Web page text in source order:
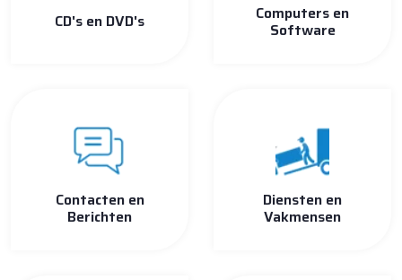
CD's en DVD's Computers en
Software
Contacten en
Berichten
Diensten en
Vakmensen